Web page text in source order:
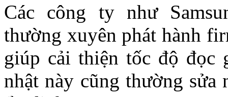
Các công ty như
thường xuyên phát hành
giúp cải thiện tốc độ đọc
nhật này cũng thường